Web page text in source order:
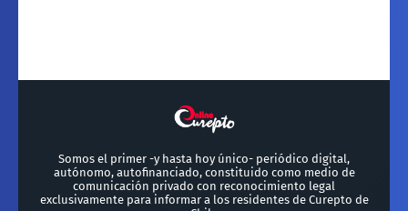
Somos el primer -y hasta hoy único- periódico digital,
autónomo, autofinanciado, constituido como medio de
comunicación privado con reconocimiento legal
exclusivamente para informar a los residentes de Curepto de